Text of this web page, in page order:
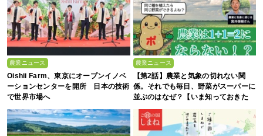
農業ニュース
Oishii Farm、東京にオープンイノベ
ーションセンターを開所 日本の技術
で世界市場へ
農業ニュース
【第2話】農業と気象の切れない関
係。それでも毎日、野菜がスーパーに
並ぶのはなぜ？【いま知っておきた
い、これからの”食”の話】